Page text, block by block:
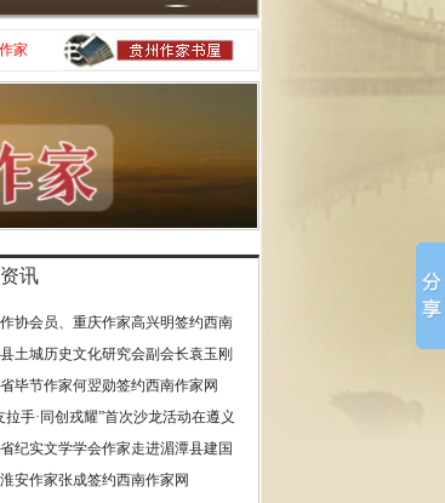
家
行
讯
协会员、重庆作家高兴明签约西南
土城历史文化研究会副会长袁玉刚
作家网终身特聘专
毕节作家何翌勋签约西南作家网
拉手·同创戎耀”首次沙龙活动在遵义
纪实文学学会作家走进湄潭县建国
安作家张成签约西南作家网